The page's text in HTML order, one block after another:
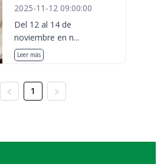
2025-11-12 09:00:00
Del 12 al 14 de
noviembre en n...
Leer más
1